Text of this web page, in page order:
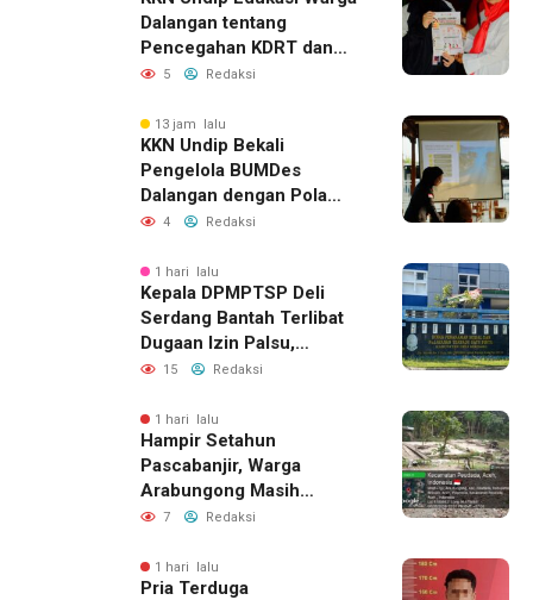
Dalangan tentang
Pencegahan KDRT dan
Komunikasi Keluarga
5 Redaksi
13 jam lalu
KKN Undip Bekali
Pengelola BUMDes
Dalangan dengan Pola
Pikir Inovatif
4 Redaksi
1 hari lalu
Kepala DPMPTSP Deli
Serdang Bantah Terlibat
Dugaan Izin Palsu,
Tegaskan Proses
Jalur Resmi
15 Redaksi
1 hari lalu
Hampir Setahun
Pascabanjir, Warga
Arabungong Masih
Menunggu Bantuan
7 Redaksi
1 hari lalu
Pria Terduga